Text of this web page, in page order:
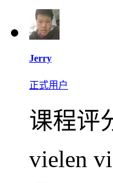
Jerry
正式用户
课程评
vielen